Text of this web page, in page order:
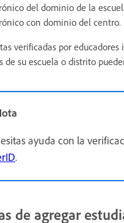
del dominio de la
con dominio del centro.
verificadas por
de su escuela o distrito
ayuda con la
.
de agregar